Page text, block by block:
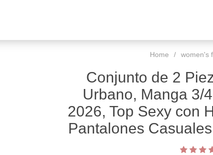
Home / women's
Conjunto de 2
Urbano, Manga 3/
2026, Top Sexy con
Pantalones